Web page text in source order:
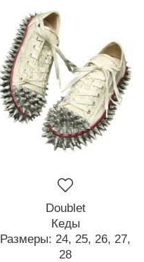
Doublet
Кеды
Размеры: 24, 25, 26, 27,
28